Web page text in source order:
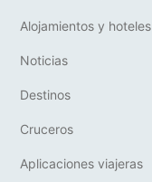
Alojamientos y hoteles
Noticias
Destinos
Cruceros
Aplicaciones viajeras